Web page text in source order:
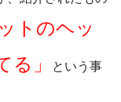
トのヘッ
る」
という事